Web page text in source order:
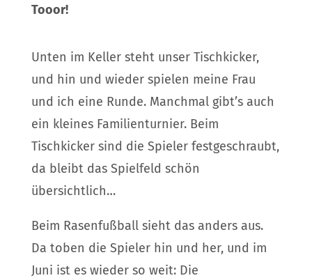
Tooor!
Unten im Keller steht unser Tischkicker,
und hin und wieder spielen meine Frau
und ich eine Runde. Manchmal gibt’s auch
ein kleines Familienturnier. Beim
Tischkicker sind die Spieler festgeschraubt,
da bleibt das Spielfeld schön
übersichtlich…
Beim Rasenfußball sieht das anders aus.
Da toben die Spieler hin und her, und im
Juni ist es wieder so weit: Die